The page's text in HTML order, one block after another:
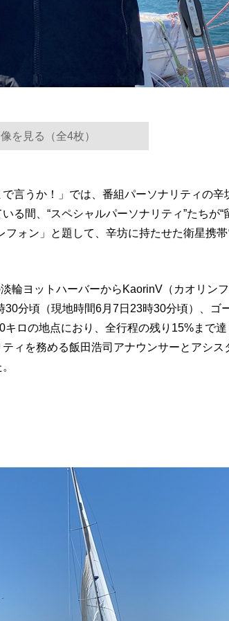
を見る（全4枚）
うか！」では、番組パーソナリティの辛
る間、“スペシャルパーソナリティ”たちが“
フォン」と題して、辛坊に持たせた衛星携
輪ヨットハーバーからKaorinV（カオリン
分頃（現地時間6月7日23時30分頃）、ゴ
ロの地点におり、全行程の残り15%まで達
ィを務める飯田浩司アナウンサーとアシス